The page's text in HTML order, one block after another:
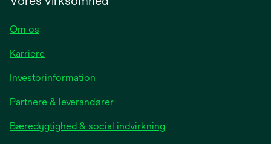
Om os
Karriere
Investorinformation
a
new
Partnere & leverandører
Bæredygtighed & social indvirkning